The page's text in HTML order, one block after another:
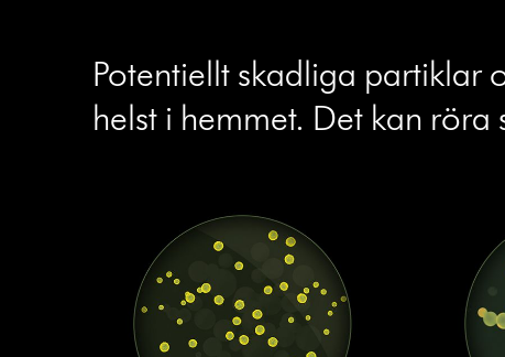
Potentiellt skadliga partiklar
helst i hemmet. Det kan röra